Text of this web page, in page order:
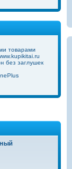
товарами
без заглушек